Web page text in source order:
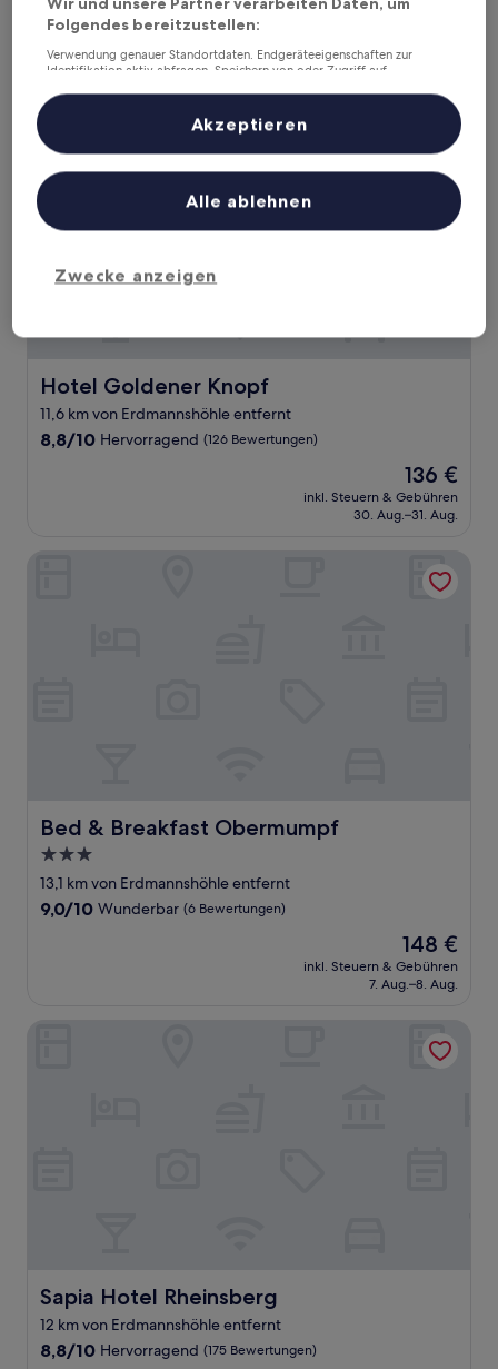
von
10,
Außergewöhnlich,
(10
Bewertungen)
Preis
168 €
inkl. Steuern & Gebühren
9. Aug.–10. Aug.
Hotel Goldener Knopf
Hotel Goldener Knopf
11,6 km von Erdmannshöhle entfernt
8.8
8,8/10 Hervorragend (126 Bewertungen)
Der
Preis
beträgt
136 €
inkl. Steuern & Gebühren
30. Aug.–31. Aug.
Hotel Goldener Knopf
Bed & Breakfast Obermumpf
Bed & Breakfast Obermumpf
3.0-
Sterne-
Unterkunft
13,1 km von Erdmannshöhle entfernt
9.0
9,0/10 Wunderbar (6 Bewertungen)
Der
Preis
beträgt
148 €
inkl. Steuern & Gebühren
7. Aug.–8. Aug.
Sapia Hotel Rheinsberg
Sapia Hotel Rheinsberg
12 km von Erdmannshöhle entfernt
8.8
8,8/10 Hervorragend (175 Bewertungen)
Wir und unsere Partner verarbeiten Daten, um
Folgendes bereitzustellen:
Verwendung genauer Standortdaten. Endgeräteeigenschaften zur
Identifikation aktiv abfragen. Speichern von oder Zugriff auf
Inhalte, Messung von Werbeleistung und der Performance von Inhalten,
Zielgruppenforschung sowie Entwicklung und Verbesserung von
Liste der Partner (Lieferanten)
Zwecke anzeigen
Alle ablehnen
Akzeptieren